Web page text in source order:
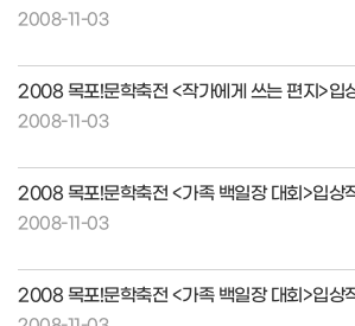
2008-11-03
2008 목포!문학축전 <작가에게 쓰는 편지>입
2008-11-03
2008 목포!문학축전 <가족 백일장 대회>입상
2008-11-03
2008 목포!문학축전 <가족 백일장 대회>입상